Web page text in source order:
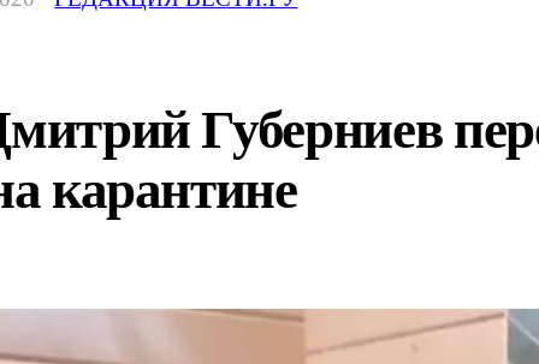
Губерниев
карантине